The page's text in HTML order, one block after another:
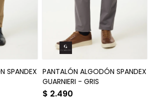
SPANDEX PANTALÓN ALGODÓN SPANDEX
GUARNIERI - GRIS
$ 2.490